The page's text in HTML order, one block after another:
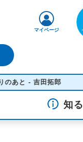
マイページ
- 吉田拓郎
知る